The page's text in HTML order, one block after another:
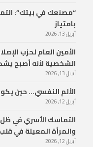
“مصنعك في بيتك”:
بامتياز
أبريل 13, 2026
الأمين العام لحزب
الشخصية لأنه أصبح
أبريل 13, 2026
الألم النفسي… حين
أبريل 12, 2026
التماسك الأسري في ظل
والمرأة المعيلة في
أبريل 12, 2026